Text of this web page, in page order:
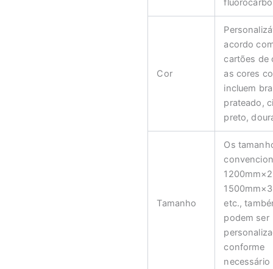
Cor
acordo
cartões de
as cores
incluem
prateado,
preto,
Tamanho
Os
etc.,
podem ser
conforme
necessário